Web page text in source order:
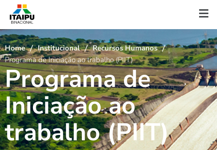
Home Institucional
Recursos Humanos
Programa de Iniciação ao trabalho (PIIT)
Programa de
Iniciação ao
trabalho (PIIT)